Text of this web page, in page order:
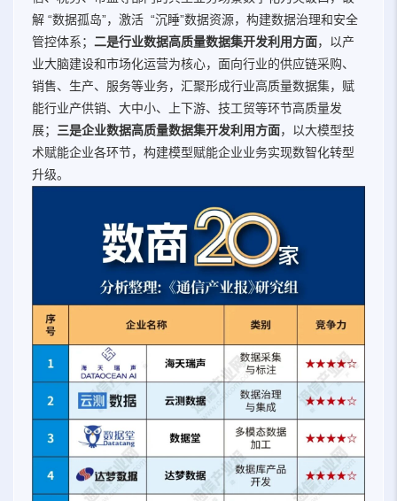
解 “数据孤岛”，激活 “沉睡”数据资源，构建数据治理和安全
管控体系； 二是行业数据高质量数据集开发利用方面，以产
业大脑建设和市场化运营为核心，面向行业的供应链采购、
销售、生产、服务等业务，汇聚形成行业高质量数据集，赋
能行业产供销、大中小、上下游、技工贸等环节高质量发
展； 三是企业数据高质量数据集开发利用方面，以大模型技
术赋能企业各环节，构建模型赋能企业业务实现数智化转型
升级。